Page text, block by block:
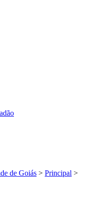
de Goiás > Principal >